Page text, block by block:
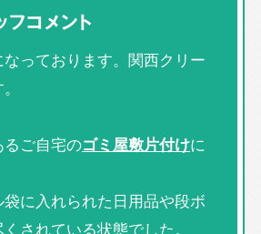
フコメント
っております。関西クリー
ご自宅のゴミ屋敷片付けに
に入れられた日用品や段ボ
されている状態でした。